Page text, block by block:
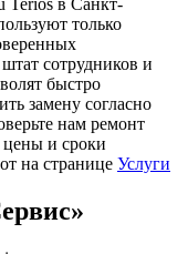
Terios в Санкт-
только
сотрудников и
быстро
замену согласно
нам ремонт
цены и сроки
на странице Услуги